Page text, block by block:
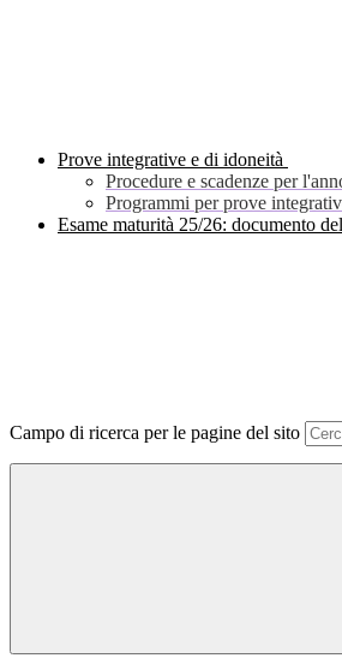
Prove integrative e di idoneità
Procedure e scadenze per
Programmi per prove
Esame maturità 25/26: documento
Campo di ricerca per le pagine del sito